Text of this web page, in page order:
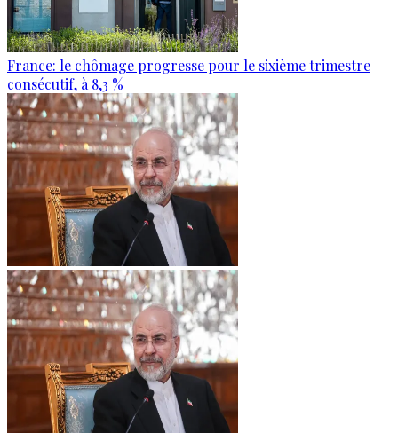
France: le chômage progresse pour le sixième trimestre
consécutif, à 8,3 %